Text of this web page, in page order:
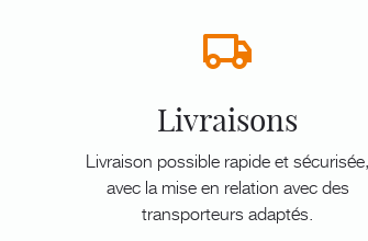
Livraisons
Livraison possible rapide et sécurisée,
avec la mise en relation avec des
transporteurs adaptés.